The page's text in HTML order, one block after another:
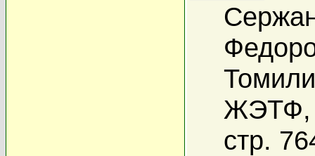
ЖЭТФ,
стр.